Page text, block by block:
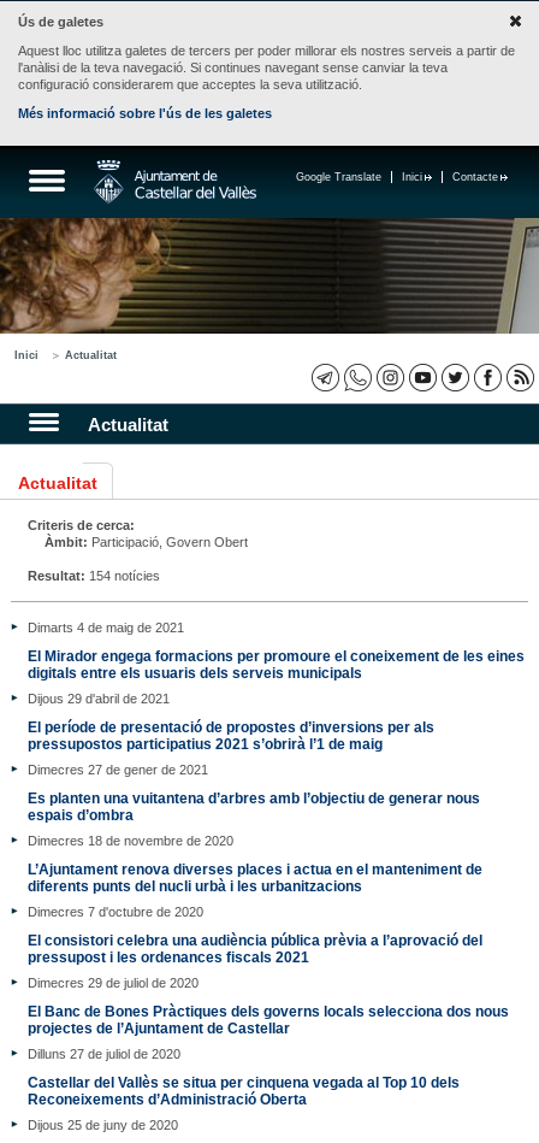
Ús de galetes
Aquest lloc utilitza galetes de tercers per poder millorar els nostres serveis a partir de
l'anàlisi de la teva navegació. Si continues navegant sense canviar la teva
configuració considerarem que acceptes la seva utilització.
Més informació sobre l'ús de les galetes
Contacte
Inici
Google Translate
Inici Actualitat
Actualitat
Actualitat
Criteris de cerca:
Àmbit: Participació, Govern Obert
Resultat: 154 notícies
Dimarts 4 de maig de 2021
El Mirador engega formacions per promoure el coneixement de les eines
digitals entre els usuaris dels serveis municipals
Dijous 29 d'abril de 2021
El període de presentació de propostes d’inversions per als
pressupostos participatius 2021 s’obrirà l’1 de maig
Dimecres 27 de gener de 2021
Es planten una vuitantena d’arbres amb l’objectiu de generar nous
espais d’ombra
Dimecres 18 de novembre de 2020
L’Ajuntament renova diverses places i actua en el manteniment de
diferents punts del nucli urbà i les urbanitzacions
Dimecres 7 d'octubre de 2020
El consistori celebra una audiència pública prèvia a l’aprovació del
pressupost i les ordenances fiscals 2021
Dimecres 29 de juliol de 2020
El Banc de Bones Pràctiques dels governs locals selecciona dos nous
projectes de l’Ajuntament de Castellar
Dilluns 27 de juliol de 2020
Castellar del Vallès se situa per cinquena vegada al Top 10 dels
Reconeixements d’Administració Oberta
Dijous 25 de juny de 2020